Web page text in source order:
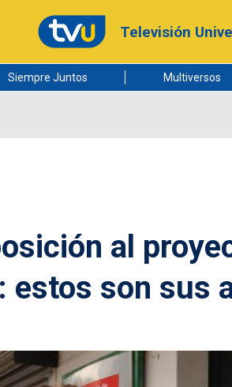
Televisión
Siempre Juntos Multiversos
al
estos son sus